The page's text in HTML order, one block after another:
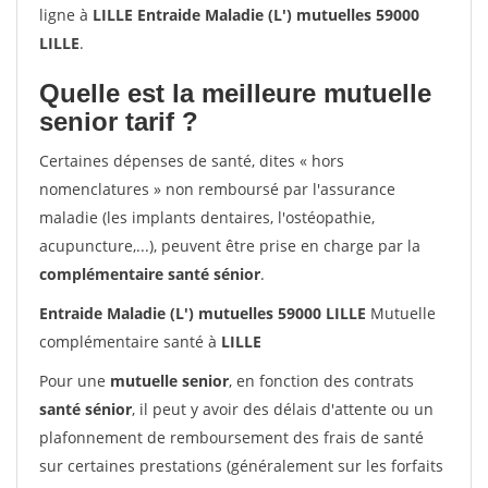
ligne à LILLE Entraide Maladie (L') mutuelles 59000
LILLE.
Quelle est la meilleure mutuelle
senior tarif ?
Certaines dépenses de santé, dites « hors
nomenclatures » non remboursé par l'assurance
maladie (les implants dentaires, l'ostéopathie,
acupuncture,...), peuvent être prise en charge par la
complémentaire santé sénior.
Entraide Maladie (L') mutuelles 59000 LILLE Mutuelle
complémentaire santé à LILLE
Pour une mutuelle senior, en fonction des contrats
santé sénior, il peut y avoir des délais d'attente ou un
plafonnement de remboursement des frais de santé
sur certaines prestations (généralement sur les forfaits